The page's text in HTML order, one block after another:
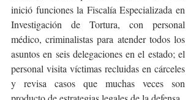
inició funciones la Fiscalía Especializada en
Investigación de Tortura, con personal
médico, criminalistas para atender todos los
asuntos en seis delegaciones en el estado; el
personal visita víctimas recluidas en cárceles
y revisa casos que muchas veces son